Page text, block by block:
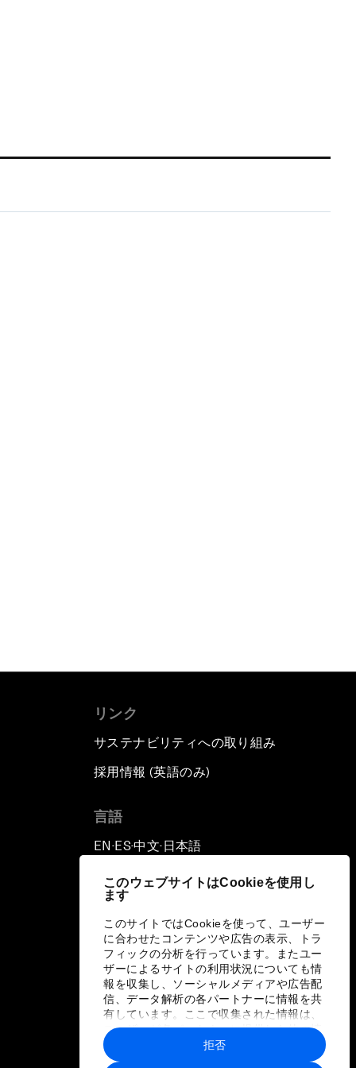
このウェブサイトはCookieを使用し
ます
このサイトではCookieを使って、ユーザー
に合わせたコンテンツや広告の表示、トラ
フィックの分析を行っています。またユー
ザーによるサイトの利用状況についても情
報を収集し、ソーシャルメディアや広告配
信、データ解析の各パートナーに情報を共
有しています。ここで収集された情報は、
ユーザーが各パートナーに提供した他の情
報や各パートナーのサービスを使用した際
に収集された情報と組み合わされ、各パー
拒否
リンク
サステナビリティへの取り組み
採用情報 (英語のみ)
言語
EN ▪ ES▪中文▪ 日本語